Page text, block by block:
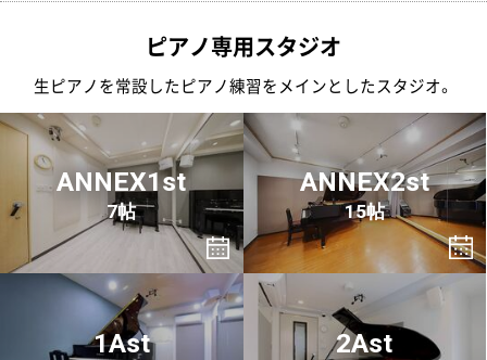
ピアノ専用スタジオ
生ピアノを常設したピアノ練習をメインとしたスタジオ。
ANNEX1st
7帖
ANNEX2st
15帖
1Ast 2Ast